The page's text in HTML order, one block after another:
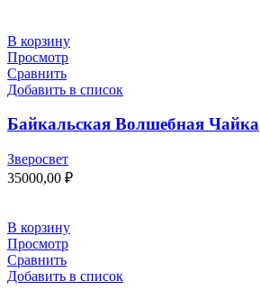
В корзину
Просмотр
Сравнить
Добавить в список
Байкальская Волшебная Чайка
Зверосвет
35000,00 ₽
В корзину
Просмотр
Сравнить
Добавить в список